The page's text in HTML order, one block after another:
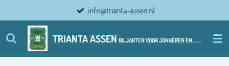
direct
naar
hoofdinhoud
TRIANTA ASSEN BILJARTEN VOOR JONGEREN EN ................ OUDERE JONGEREN
info@trianta-assen.nl